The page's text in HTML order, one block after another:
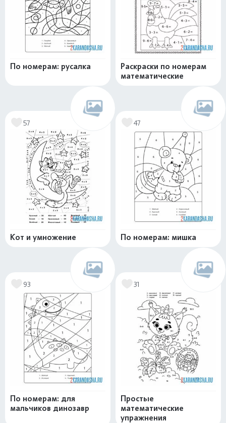
По номерам: русалка
Раскраски по номерам
математические
57
Кот и умножение
47
По номерам: мишка
93
По номерам: для
мальчиков динозавр
31
Простые
математические
упражнения